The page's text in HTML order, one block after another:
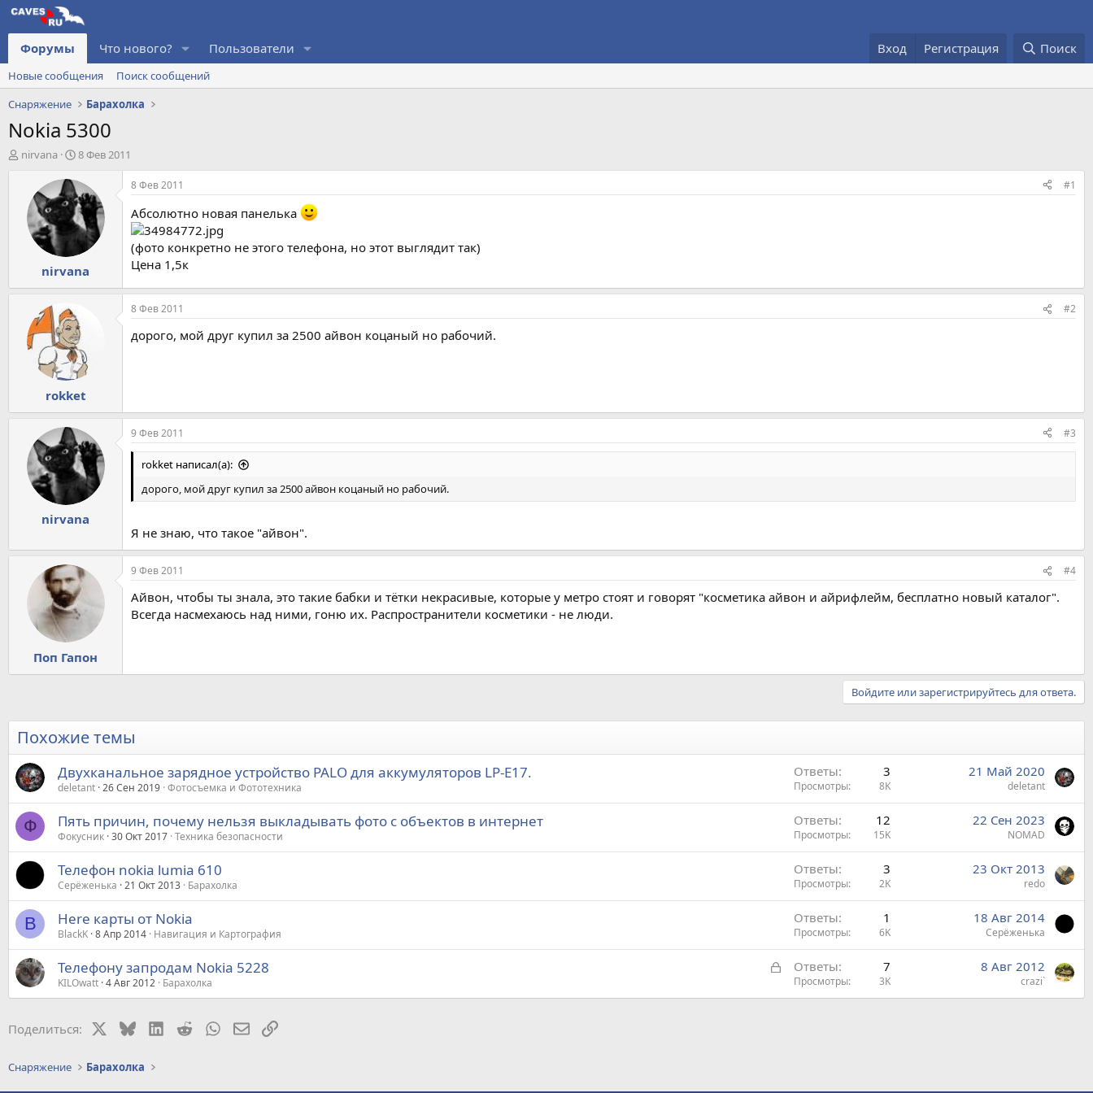
Форумы Что нового? Пользователи Вход Регистрация Поиск
Новые сообщения
Поиск сообщений
Снаряжение
Барахолка
Nokia 5300
А
nirvana
Д
т
а
н
а
ч
а
л
а
8 Фев 2011
nirvana
8 Фев 2011 #1
Абсолютно новая панелька
(фото конкретно не этого телефона, но этот выглядит так)
Цена 1,5к
rokket
8 Фев 2011 #2
дорого, мой друг купил за 2500 айвон коцаный но рабочий.
nirvana
9 Фев 2011 #3
rokket написал(а):
дорого, мой друг купил за 2500 айвон коцаный но рабочий.
Я не знаю, что такое "айвон".
Поп Гапон
9 Фев 2011 #4
Айвон, чтобы ты знала, это такие бабки и тётки некрасивые, которые у метро стоят и говорят "косметика айвон и айрифлейм, бесплатно новый каталог".
Всегда насмехаюсь над ними, гоню их. Распространители косметики - не люди.
Войдите или зарегистрируйтесь для ответа.
Похожие темы
Двухканальное зарядное устройство PALO для аккумуляторов LP-E17.
deletant 26 Сен 2019 Фотосъемка и Фототехника
Ответы 3
Просмотры 8K
21 Май 2020
deletant
Ф Пять причин, почему нельзя выкладывать фото с объектов в интернет
Фокусник 30 Окт 2017 Техника безопасности
Ответы 12
Просмотры 15K
22 Сен 2023
NOMAD
Телефон nokia lumia 610
Серёженька 21 Окт 2013 Барахолка
Ответы 3
Просмотры 2K
23 Окт 2013
redo
B Here карты от Nokia
BlackK 8 Апр 2014 Навигация и Картография
Ответы 1
Просмотры 6K
18 Авг 2014
Серёженька
З
к
Телефону запродам Nokia 5228
KILOwatt 4 Авг 2012 Барахолка
Ответы 7
Просмотры 3K
8 Авг 2012
crazi`
Поделиться: BlueskyLinkedIn
Reddit WhatsApp
Электронная почта
Ссылка
Снаряжение Барахолка